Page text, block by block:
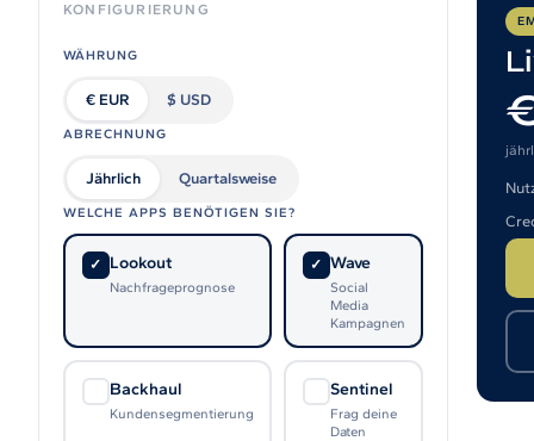
Affinity
PRODUKTE
Live
Für Veranstalter & Kultureinrichtungen
Prisma
Für Marketing-Teams & Agenturen
Produkte & Preise vergleichen
USE CASES
KONFIGURIERUNG
WÄHRUNG
€ EUR $ USD
ABRECHNUNG
Jährlich Quartalsweise
WELCHE APPS BENÖTIGEN SIE?
✓ Lookout
Nachfrageprognose
✓ Wave
Social
Media
Kampagnen
Backhaul
Kundensegmentierung
Sentinel
Frag deine
Daten